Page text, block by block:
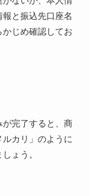
と振込先口座名
じめ確認してお
が完了すると、商
カリ」のように
ょう。